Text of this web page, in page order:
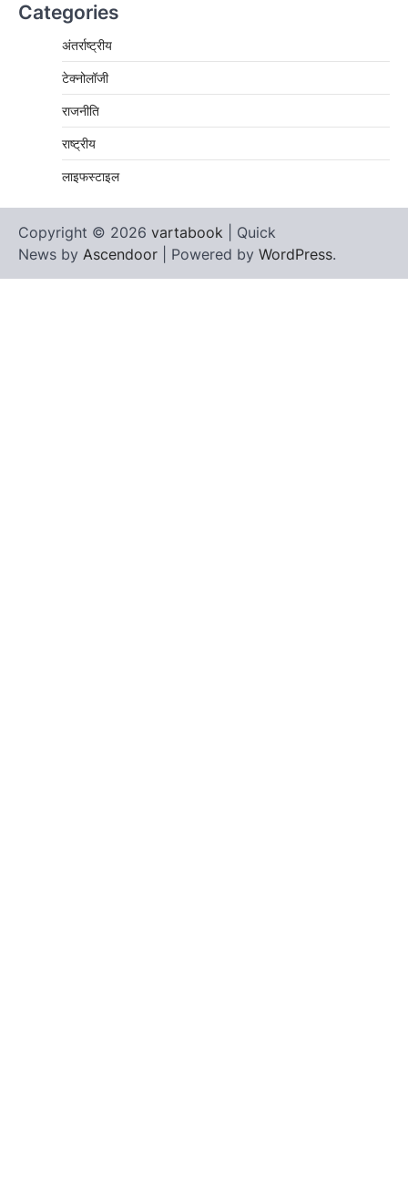
Categories
अंतर्राष्ट्रीय
टेक्नोलॉजी
राजनीति
राष्ट्रीय
लाइफस्टाइल
Copyright © 2026 vartabook | Quick
News by Ascendoor | Powered by WordPress.